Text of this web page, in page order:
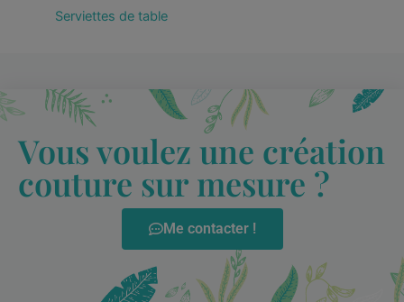
Serviettes de table
Vous voulez une création
couture sur mesure ?
Me contacter !